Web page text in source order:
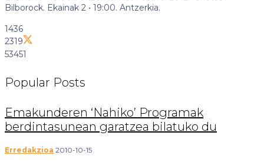
Bilborock. Ekainak 2 • 19:00. Antzerkia.
1436
2319
53451
Popular Posts
Emakunderen ‘Nahiko’ Programak
berdintasunean garatzea bilatuko du
Erredakzioa 2010-10-15